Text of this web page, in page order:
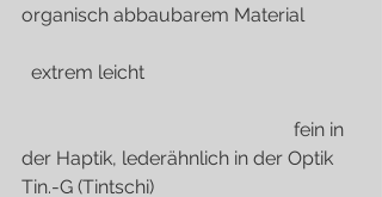
organisch abbaubarem Material
  extrem leicht
der Haptik, lederähnlich in der Optik
Tin.-G (Tintschi)